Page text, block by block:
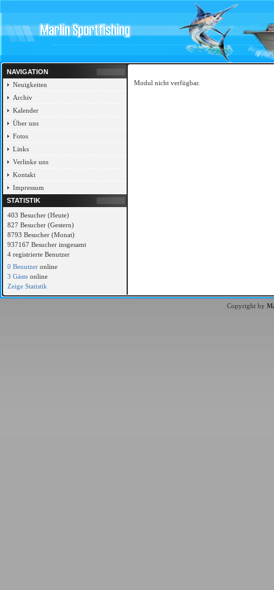
NAVIGATION
Neuigkeiten
Archiv
Kalender
Über uns
Fotos
Links
Verlinke uns
Kontakt
Impressum
STATISTIK
403 Besucher (Heute)
827 Besucher (Gestern)
8793 Besucher (Monat)
937167 Besucher insgesamt
4 registrierte Benutzer
0 Benutzer online
3 Gäste online
Zeige Statistik
Modul nicht verfügbar.
Copyright by